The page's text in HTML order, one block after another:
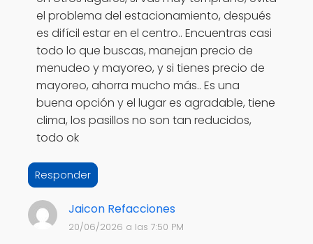
el problema del estacionamiento, después
es difícil estar en el centro.. Encuentras casi
todo lo que buscas, manejan precio de
menudeo y mayoreo, y si tienes precio de
mayoreo, ahorra mucho más.. Es una
buena opción y el lugar es agradable, tiene
clima, los pasillos no son tan reducidos,
todo ok
Responder
Jaicon Refacciones
20/06/2026 a las 7:50 PM